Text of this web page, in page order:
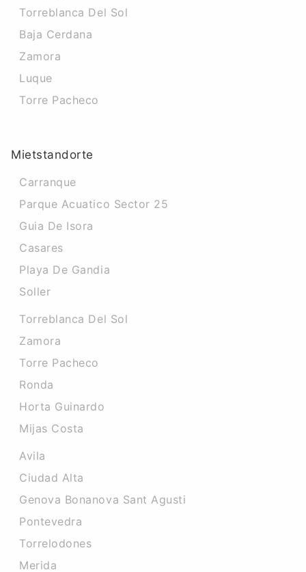
Torreblanca Del Sol
Baja Cerdana
Zamora
Luque
Torre Pacheco
Mietstandorte
Carranque
Parque Acuatico Sector 25
Guia De Isora
Casares
Playa De Gandia
Soller
Torreblanca Del Sol
Zamora
Torre Pacheco
Ronda
Horta Guinardo
Mijas Costa
Avila
Ciudad Alta
Genova Bonanova Sant Agusti
Pontevedra
Torrelodones
Merida